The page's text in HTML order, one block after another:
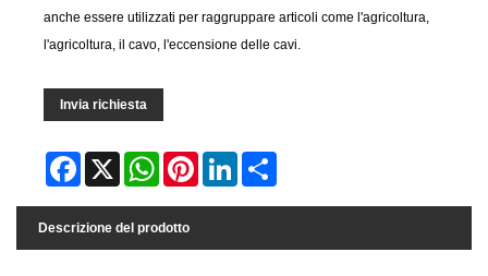
anche essere utilizzati per raggruppare articoli come l'agricoltura,
l'agricoltura, il cavo, l'eccensione delle cavi.
Invia richiesta
Facebook
X WhatsAppPinterestLinkedIn
Descrizione del prodotto